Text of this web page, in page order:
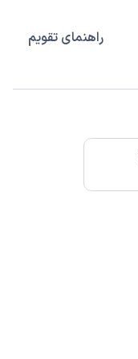
راهنمای تقویم